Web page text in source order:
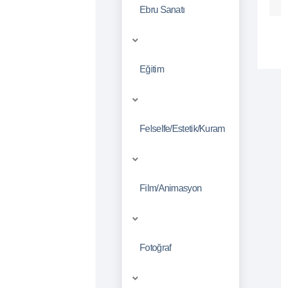
Ebru Sanatı
Eğitim
Felselfe/Estetik/Kuram
Film/Animasyon
Fotoğraf